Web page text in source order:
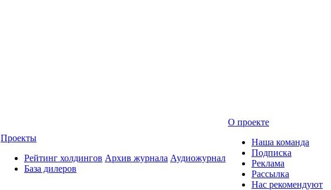
Проекты
Рейтинг холдингов
База дилеров
Архив журнала Аудиожурнал
О проекте
Наша команда
Подписка
Реклама
Рассылка
Нас рекомендуют